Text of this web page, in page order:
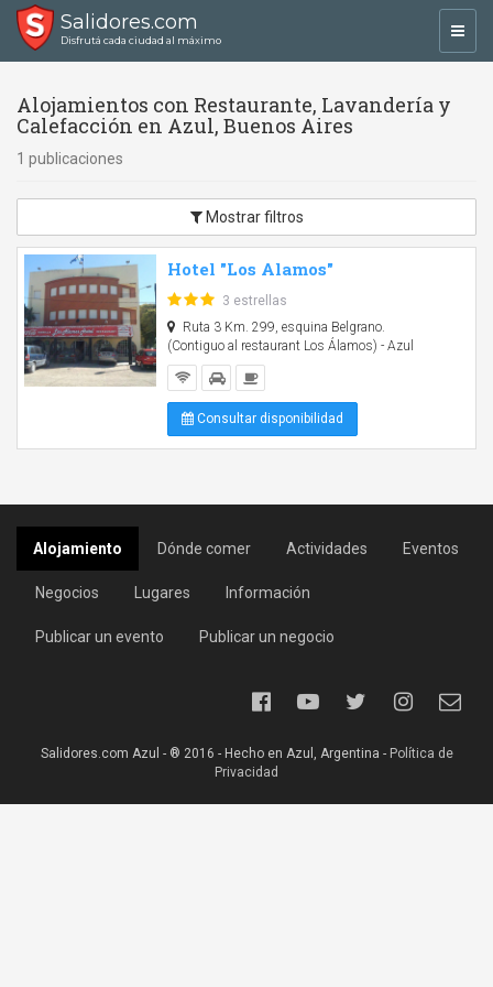
Salidores.com
Disfrutá cada ciudad al máximo
Alojamientos con Restaurante, Lavandería y
Calefacción en Azul, Buenos Aires
1 publicaciones
Mostrar filtros
Hotel "Los Alamos"
3 estrellas
Ruta 3 Km. 299, esquina Belgrano.
(Contiguo al restaurant Los Álamos) - Azul
Consultar disponibilidad
Alojamiento Dónde comer Actividades Eventos
Negocios Lugares Información
Publicar un evento Publicar un negocio
Salidores.com Azul - ® 2016 - Hecho en Azul, Argentina - Política de
Privacidad